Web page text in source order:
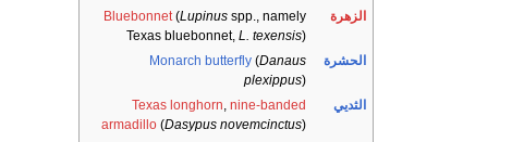
الزهرة
Bluebonnet (Lupinus spp., namely
Texas bluebonnet, L. texensis)
الحشرة
Monarch butterfly (Danaus
plexippus)
الثديي
Texas longhorn nine-banded
armadillo (Dasypus novemcinctus)